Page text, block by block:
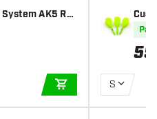
AK5 Ro
TILFØJ TIL KURV
st
På
55
S